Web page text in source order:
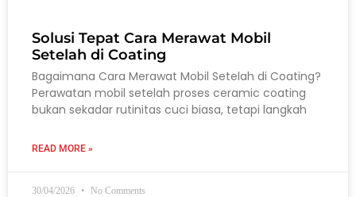
Solusi Tepat Cara Merawat Mobil
Setelah di Coating
Bagaimana Cara Merawat Mobil Setelah di Coating?
Perawatan mobil setelah proses ceramic coating
bukan sekadar rutinitas cuci biasa, tetapi langkah
READ MORE »
30/04/2026 No Comments